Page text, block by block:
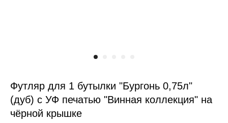
Футляр для 1 бутылки "Бургонь 0,75л"
(дуб) с УФ печатью "Винная коллекция" на
чёрной крышке